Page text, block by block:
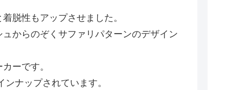
脱性もアップさせました。
からのぞくサファリパターンのデザイン
ーです。
ンナップされています。